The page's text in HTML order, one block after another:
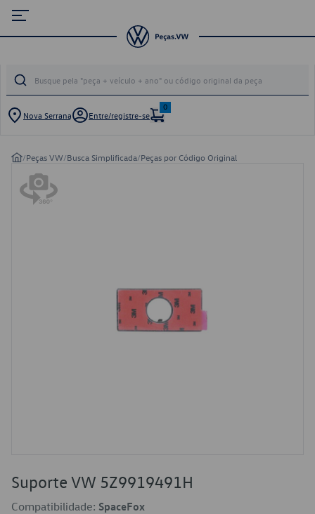
Nova Serrana Entre/registre-se
0
/Peças VW/Busca Simplificada/Peças por Código Original
Suporte VW 5Z9919491H
Compatibilidade: SpaceFox